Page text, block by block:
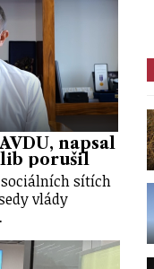
napsal
porušil
sítích
vlády